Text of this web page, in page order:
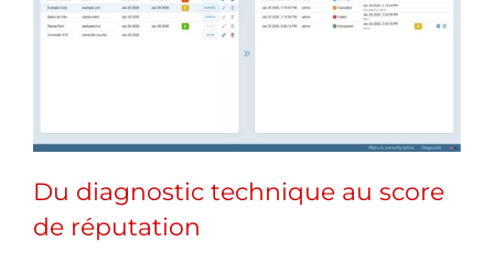
Du diagnostic technique au score
de réputation